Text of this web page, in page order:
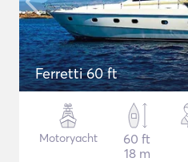
Ferretti 60 ft
Motoryacht
60 ft
18 m